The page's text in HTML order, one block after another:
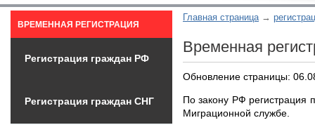
Главная страница
Временная
Обновление страницы:
По закону РФ регистрация
Миграционной службе.
ВРЕМЕННАЯ РЕГИСТРАЦИЯ
Регистрация граждан РФ
Регистрация граждан СНГ